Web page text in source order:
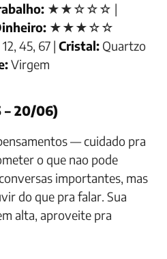
★★☆☆☆ |
★★★☆☆
12, 45, 67 | Cristal: Quartzo
Virgem
– 20/06)
— cuidado pra
o que nao pode
importantes, mas
do que pra falar. Sua
alta, aproveite pra